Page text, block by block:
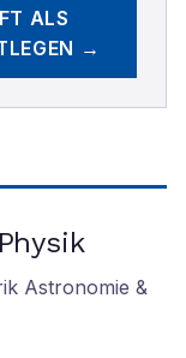
ALS
→
Astronomie &